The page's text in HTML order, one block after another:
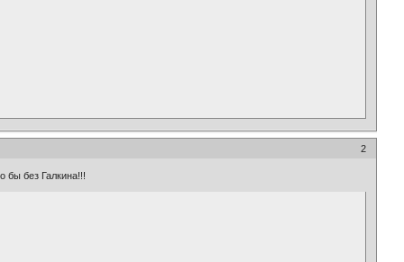
2
бы без Галкина!!!